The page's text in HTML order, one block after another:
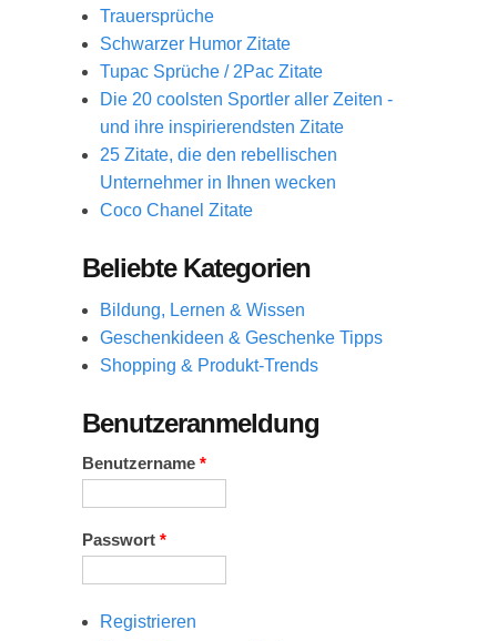
Trauersprüche
Schwarzer Humor Zitate
Tupac Sprüche / 2Pac Zitate
Die 20 coolsten Sportler aller Zeiten -
und ihre inspirierendsten Zitate
25 Zitate, die den rebellischen
Unternehmer in Ihnen wecken
Coco Chanel Zitate
Beliebte Kategorien
Bildung, Lernen & Wissen
Geschenkideen & Geschenke Tipps
Shopping & Produkt-Trends
Benutzeranmeldung
Benutzername *
Passwort *
Registrieren